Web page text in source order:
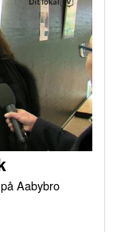
Aabybro